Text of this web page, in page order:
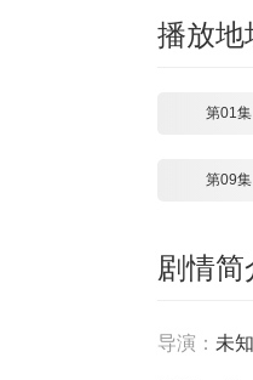
播放地
第01集
第09集
剧情简
导演： 未知